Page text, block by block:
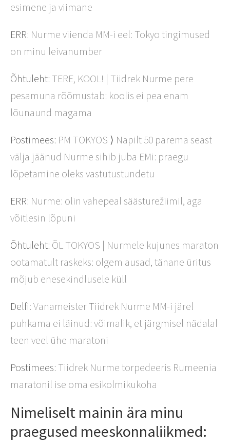
esimene ja viimane
ERR: Nurme viienda MM-i eel: Tokyo tingimused
on minu leivanumber
Õhtuleht: TERE, KOOL! | Tiidrek Nurme pere
pesamuna rõõmustab: koolis ei pea enam
lõunaund magama
Postimees: PM TOKYOS ⟩ Napilt 50 parema seast
välja jäänud Nurme sihib juba EMi: praegu
lõpetamine oleks vastutustundetu
ERR: Nurme: olin vahepeal säästurežiimil, aga
võitlesin lõpuni
Õhtuleht: ÕL TOKYOS | Nurmele kujunes maraton
ootamatult raskeks: olgem ausad, tänane üritus
mõjub enesekindlusele küll
Delfi: Vanameister Tiidrek Nurme MM-i järel
puhkama ei läinud: võimalik, et järgmisel nädalal
teen veel ühe maratoni
Postimees: Tiidrek Nurme torpedeeris Rumeenia
maratonil ise oma esikolmikukoha
Nimeliselt mainin ära minu
praegused meeskonnaliikmed: